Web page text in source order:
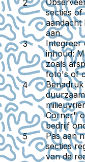
secties
aandacht
aan.
Integreer
inhoud:
zoals
foto's of
Corner"
bedrijf
Pas aan
secties
van de